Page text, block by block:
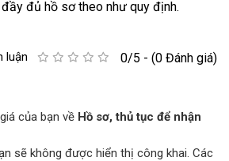
đủ hồ sơ theo như quy định.
0/5 - (0 Đánh giá)
luận
của bạn về Hồ sơ, thủ tục để nhận
sẽ không được hiển thị công khai. Các